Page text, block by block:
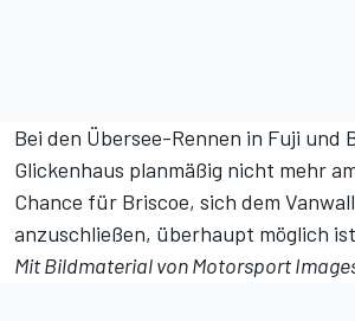
Bei den Übersee-Rennen in Fuji und
Glickenhaus planmäßig nicht mehr
Chance für Briscoe, sich dem
anzuschließen, überhaupt möglich
Mit Bildmaterial von Motorsport